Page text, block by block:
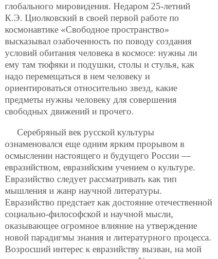
глобального мировидения. Недаром 25-летний
К.Э. Циолковский в своей первой работе по
космонавтике «Свободное пространство»
высказывал озабоченность по поводу создания
условий обитания человека в космосе: нужны ли
ему там тюфяки и подушки, столы и стулья, как
надо перемещаться в нем человеку и
ориентироваться относительно звезд, какие
предметы нужны человеку для совершения
свободных движений и прочего.
Серебряный век русской культуры
ознаменовался еще одним ярким прорывом в
осмыслении настоящего и будущего России —
евразийством, евразийским учением о культуре.
Евразийство следует рассматривать как тип
мышления и жанр научной литературы.
Евразийство предстает как достояние отечественной
социально-философской и научной мысли,
оказывающее огромное влияние на утверждение
новой парадигмы знания и литературного процесса.
Возросший интерес к евразийству вызван, на мой